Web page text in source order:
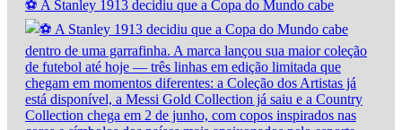
⚽ A Stanley 1913 decidiu que a Copa do Mundo cabe